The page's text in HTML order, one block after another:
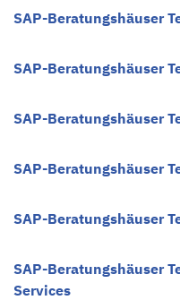
SAP-Beratungshäuser
SAP-Beratungshäuser
SAP-Beratungshäuser
SAP-Beratungshäuser
SAP-Beratungshäuser
SAP-Beratungshäuser
Services